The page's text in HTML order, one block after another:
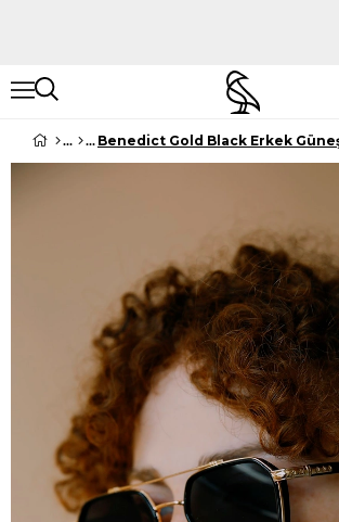
Benedict Gold Black Erkek